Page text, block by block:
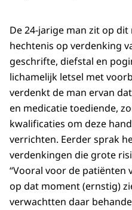
De 24-jarige man zit op
hechtenis op verdenking
geschrifte, diefstal en
lichamelijk letsel met
verdenkt de man ervan
en medicatie toediende,
kwalificaties om deze
verrichten. Eerder sprak
verdenkingen die grote
“Vooral voor de patiënten
op dat moment (ernstig)
verwachtten daar